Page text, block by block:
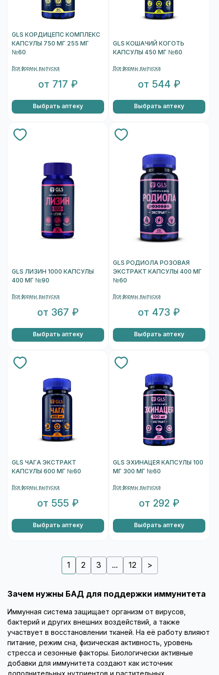
GLS КОРДИЦЕПС КОМПЛЕКС
КАПСУЛЫ 750 МГ 255 МГ
№60
Все формы выпуска
от 717 ₽
Выбрать аптеку
GLS КОШАЧИЙ КОГОТЬ
КАПСУЛЫ 450 МГ №60
Все формы выпуска
от 544 ₽
Выбрать аптеку
GLS ЛИЗИН 1000 КАПСУЛЫ
400 МГ №90
Все формы выпуска
от 367 ₽
Выбрать аптеку
GLS РОДИОЛА РОЗОВАЯ
ЭКСТРАКТ КАПСУЛЫ 400 МГ
№60
Все формы выпуска
от 473 ₽
Выбрать аптеку
GLS ЧАГА ЭКСТРАКТ
КАПСУЛЫ 600 МГ №60
Все формы выпуска
от 555 ₽
Выбрать аптеку
GLS ЭХИНАЦЕЯ КАПСУЛЫ 100
МГ 300 МГ №60
Все формы выпуска
от 292 ₽
Выбрать аптеку
1 2 3 ... 12 >
Зачем нужны БАД для поддержки иммунитета
Иммунная система защищает организм от вирусов,
бактерий и других внешних воздействий, а также
участвует в восстановлении тканей. На её работу влияют
питание, режим сна, физическая активность, уровень
стресса и сезонные факторы. Биологически активные
добавки для иммунитета создают как источник